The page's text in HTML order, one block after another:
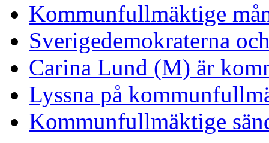
Kommunfullmäktige
Sverigedemokraterna
Carina Lund (M) är
Lyssna på
Kommunfullmäktige